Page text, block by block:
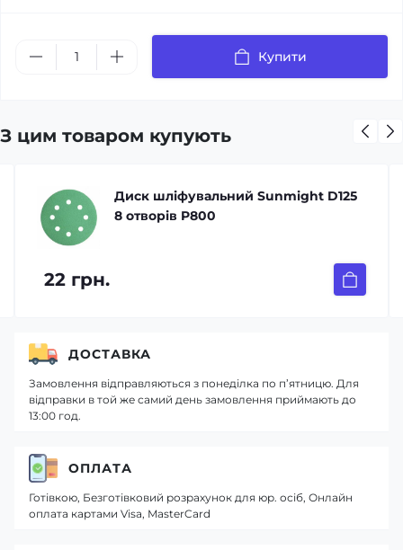
Купити
З цим товаром купують
Диск шліфувальний Sunmight D125
8 отворів P800
22 грн.
ДОСТАВКА
Замовлення відправляються з понеділка по п’ятницю. Для
відправки в той же самий день замовлення приймають до
13:00 год.
ОПЛАТА
Готівкою, Безготівковий розрахунок для юр. осіб, Онлайн
оплата картами Visa, MasterCard